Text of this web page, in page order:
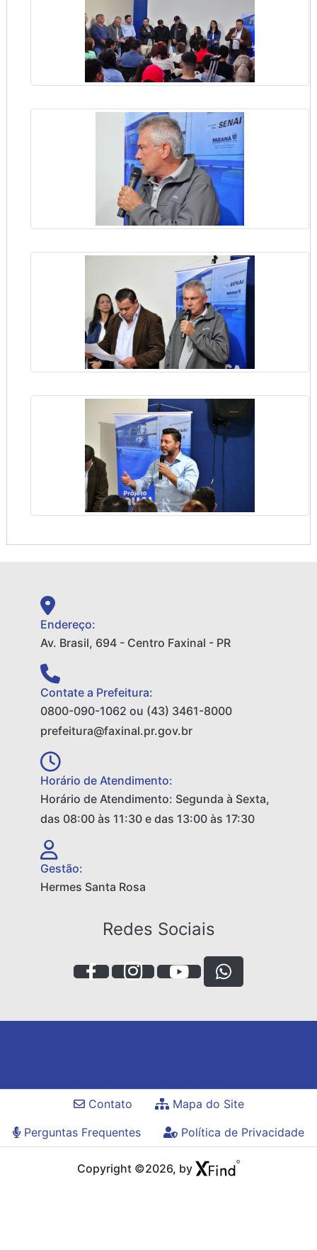
Endereço:
Av. Brasil, 694 - Centro Faxinal - PR
Contate a Prefeitura:
0800-090-1062 ou (43) 3461-8000
prefeitura@faxinal.pr.gov.br
Horário de Atendimento:
Horário de Atendimento: Segunda à Sexta,
das 08:00 às 11:30 e das 13:00 às 17:30
Gestão:
Hermes Santa Rosa
Redes Sociais
Contato
Mapa do Site
Perguntas Frequentes
Política de Privacidade
Copyright ©2026, by